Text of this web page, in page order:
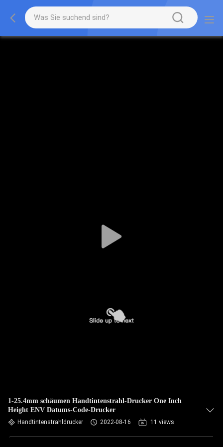
1-25.4mm schäumen Handtintenstrahl-Drucker One Inch
Height ENV Datums-Code-Drucker
Handtintenstrahldrucker 2022-08-16 11 views